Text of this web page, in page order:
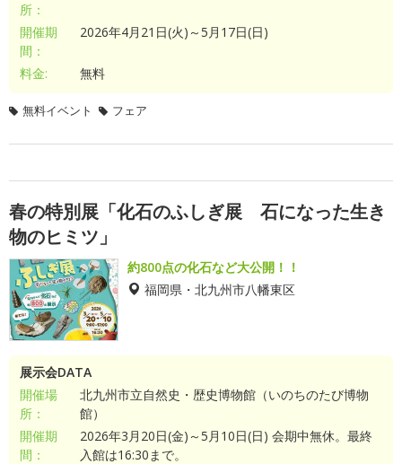
所：
開催期
間：
2026年4月21日(火)～5月17日(日)
料金: 無料
無料イベント フェア
春の特別展「化石のふしぎ展 石になった生き
物のヒミツ」
約800点の化石など大公開！！
福岡県・北九州市八幡東区
展示会DATA
開催場
所：
北九州市立自然史・歴史博物館（いのちのたび博物
館）
開催期
間：
2026年3月20日(金)～5月10日(日) 会期中無休。最終
入館は16:30まで。